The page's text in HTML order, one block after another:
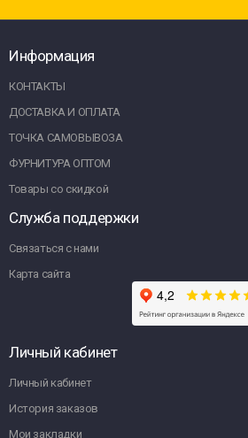
Информация
КОНТАКТЫ
ДОСТАВКА И ОПЛАТА
ТОЧКА САМОВЫВОЗА
ФУРНИТУРА ОПТОМ
Товары со скидкой
Служба поддержки
Связаться с нами
Карта сайта
Личный кабинет
Личный кабинет
История заказов
Мои закладки